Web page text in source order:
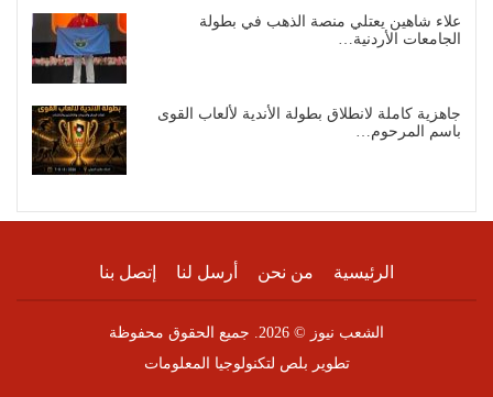
علاء شاهين يعتلي منصة الذهب في بطولة
الجامعات الأردنية…
جاهزية كاملة لانطلاق بطولة الأندية لألعاب القوى
باسم المرحوم…
الرئيسية من نحن أرسل لنا إتصل بنا
الشعب نيوز © 2026. جميع الحقوق محفوظة
تطوير بلص لتكنولوجيا المعلومات